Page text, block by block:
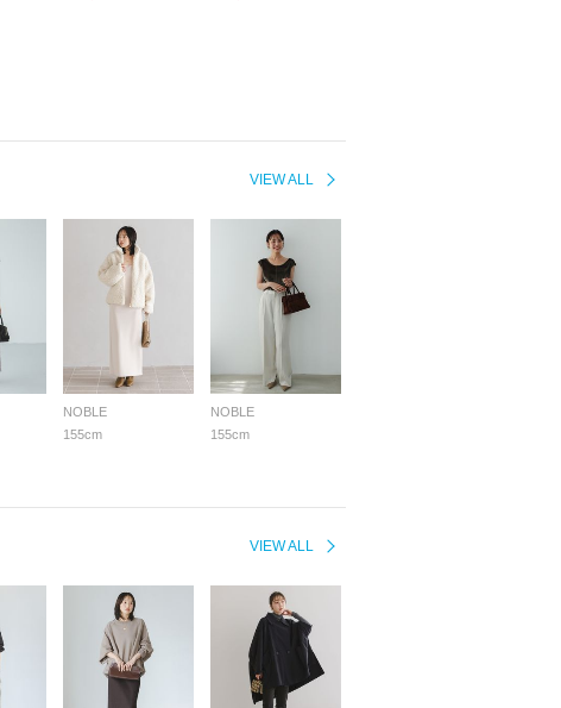
VIEW ALL
NOBLE
155cm
NOBLE
155cm
VIEW ALL